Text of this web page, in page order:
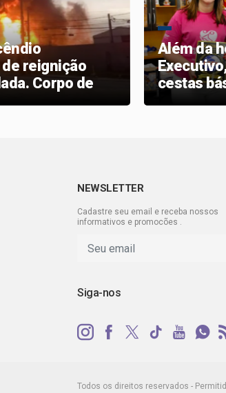
reignição
Corpo de
Além da
cestas
NEWSLETTER
Cadastre seu email e receba nossos
informativos e promocões .
Siga-nos
Todos os direitos reservados -